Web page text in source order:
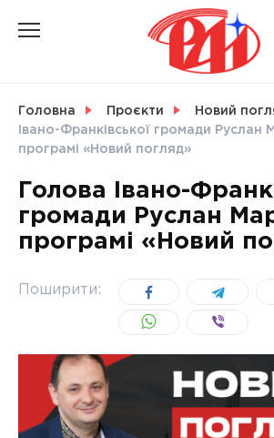
СВІТ
УКРАЇНА
Головна Проєкти Новий
Івано-Франківської громади Руслан
програмі «Новий погляд»
Голова Івано-
громади Руслан
програмі «Новий
Поширити: